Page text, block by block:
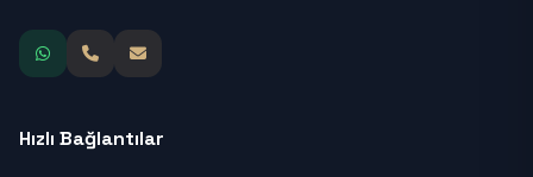
Hızlı Bağlantılar